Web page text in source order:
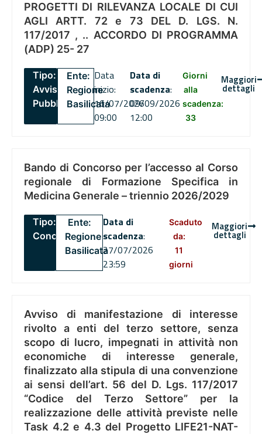
PROGETTI DI RILEVANZA LOCALE DI CUI
AGLI ARTT. 72 e 73 DEL D. LGS. N.
117/2017 , .. ACCORDO DI PROGRAMMA
(ADP) 25- 27
Tipo:
Avviso
Pubblico
Ente:
Regione
Basilicata
Data
inizio:
16/07/2026
09:00
Data di
scadenza:
09/09/2026
12:00
Giorni
alla
scadenza:
33
Maggiori
dettagli
Bando di Concorso per l’accesso al Corso
regionale di Formazione Specifica in
Medicina Generale – triennio 2026/2029
Tipo:
Concorsi
Ente:
Regione
Basilicata
Data di
scadenza:
27/07/2026
23:59
Scaduto
da:
11
giorni
Maggiori
dettagli
Avviso di manifestazione di interesse
rivolto a enti del terzo settore, senza
scopo di lucro, impegnati in attività non
economiche di interesse generale,
finalizzato alla stipula di una convenzione
ai sensi dell’art. 56 del D. Lgs. 117/2017
“Codice del Terzo Settore” per la
realizzazione delle attività previste nelle
Task 4.2 e 4.3 del Progetto LIFE21-NAT-